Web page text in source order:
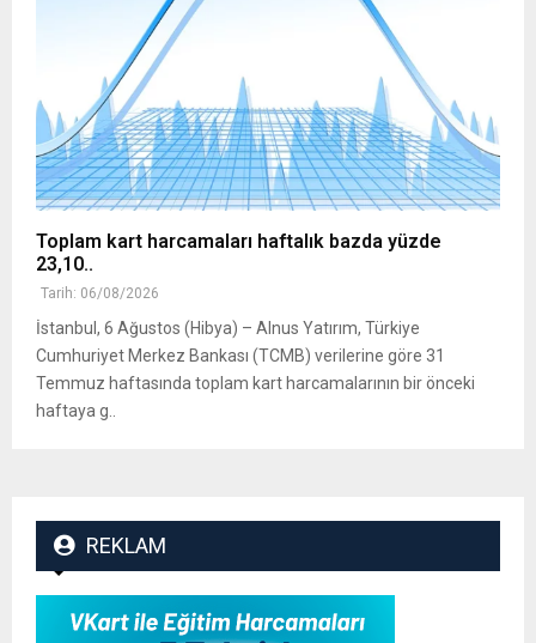
Toplam kart harcamaları haftalık bazda yüzde
23,10..
Tarih: 06/08/2026
İstanbul, 6 Ağustos (Hibya) – Alnus Yatırım, Türkiye
Cumhuriyet Merkez Bankası (TCMB) verilerine göre 31
Temmuz haftasında toplam kart harcamalarının bir önceki
haftaya g..
REKLAM